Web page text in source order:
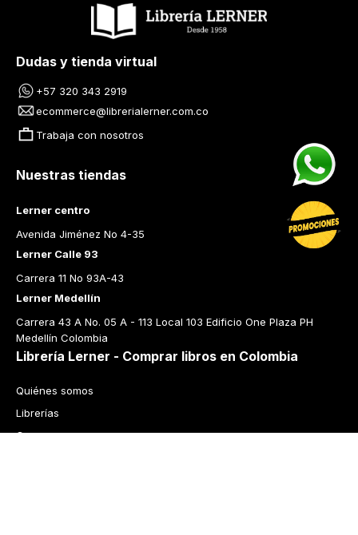
Dudas y tienda virtual
+57 320 343 2919
ecommerce@librerialerner.com.co
Trabaja con nosotros
Nuestras tiendas
Lerner centro
Avenida Jiménez No 4-35
Lerner Calle 93
Carrera 11 No 93A-43
Lerner Medellín
Carrera 43 A No. 05 A - 113 Local 103 Edificio One Plaza PH
Medellín Colombia
Librería Lerner - Comprar libros en Colombia
Quiénes somos
Librerías
Cursos